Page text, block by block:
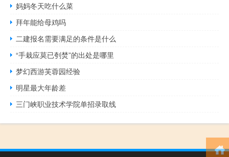
妈妈冬天吃什么菜
拜年能给母鸡吗
二建报名需要满足的条件是什么
“手栽应莫已刳焚”的出处是哪里
梦幻西游芙蓉园经验
明星最大年龄差
三门峡职业技术学院单招录取线